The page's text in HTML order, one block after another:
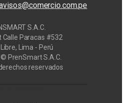
S.A.C.
Calle Paracas #532
Lima - Perú
PrenSmart S.A.C.
reservados